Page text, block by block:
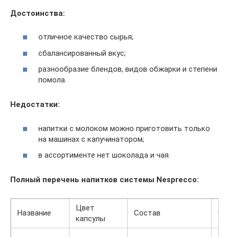
Достоинства:
отличное качество сырья;
сбалансированный вкус;
разнообразие блендов, видов обжарки и степени
помола.
Недостатки:
напитки с молоком можно приготовить только
на машинах с капучинатором;
в ассортименте нет шоколада и чая.
Полный перечень напитков системы Nesprecco:
Название
Цвет
капсулы
Состав